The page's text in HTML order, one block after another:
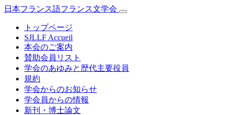
日本フランス語フランス文学会
トップページ
SJLLF Accueil
本会のご案内
賛助会員リスト
学会のあゆみと歴代主要役員
規約
学会からのお知らせ
学会員からの情報
新刊・博士論文